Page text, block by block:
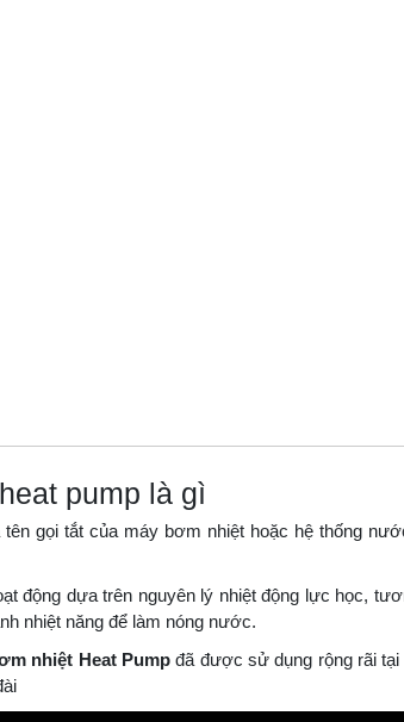
pump là gì
tên gọi tắt của máy bơm nhiệt hoặc hệ thống
động dựa trên nguyên lý nhiệt động lực học,
nhiệt năng để làm nóng nước.
nhiệt Heat Pumpđã được sử dụng rộng rãi tại